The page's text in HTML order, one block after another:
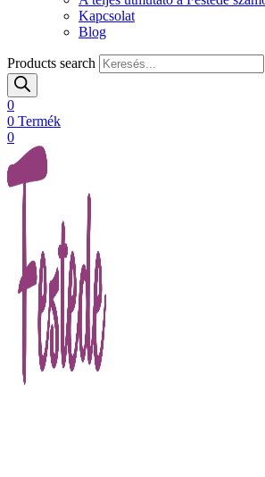
Kapcsolat
Blog
Products search
0
0 Termék
0